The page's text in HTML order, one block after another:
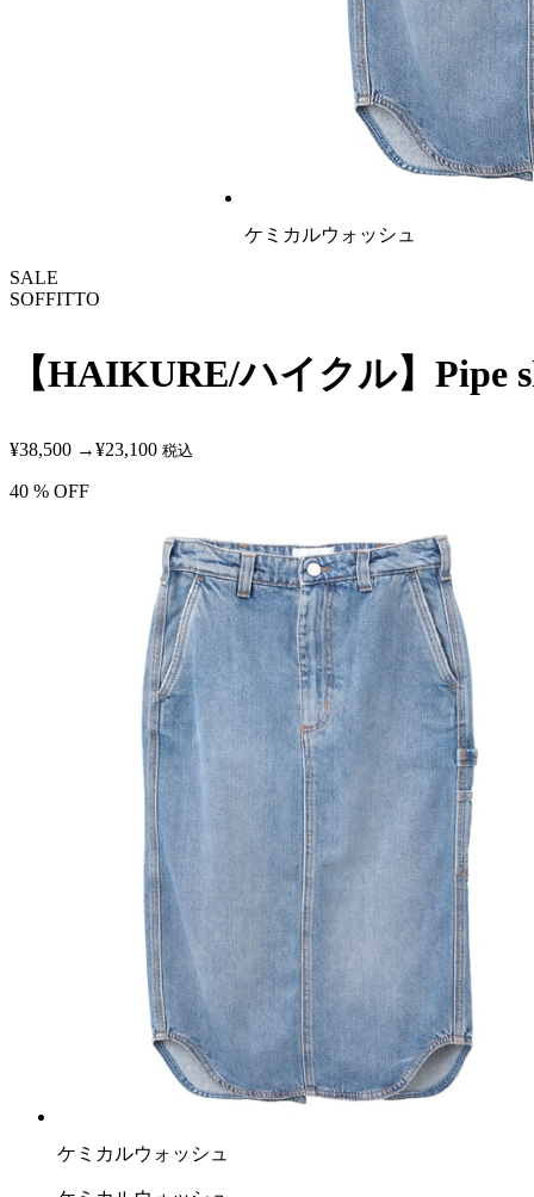
ケミカルウォッシュ
SALE
SOFFITTO
【HAIKURE/ハイクル】Pipe
¥38,500 →¥23,100 税込
40 % OFF
ケミカルウォッシュ